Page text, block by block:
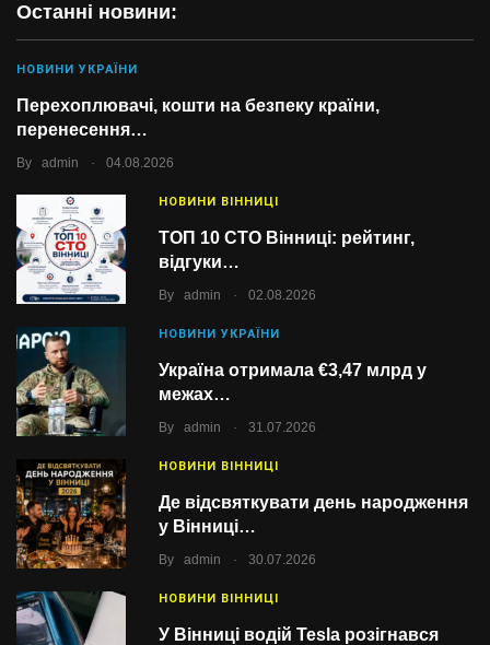
Останні новини:
НОВИНИ УКРАЇНИ
Перехоплювачі, кошти на безпеку країни,
перенесення…
By admin . 04.08.2026
НОВИНИ ВІННИЦІ
ТОП 10 СТО Вінниці: рейтинг,
відгуки…
By admin . 02.08.2026
НОВИНИ УКРАЇНИ
Україна отримала €3,47 млрд у
межах…
By admin . 31.07.2026
НОВИНИ ВІННИЦІ
Де відсвяткувати день народження
у Вінниці…
By admin . 30.07.2026
НОВИНИ ВІННИЦІ
У Вінниці водій Tesla розігнався